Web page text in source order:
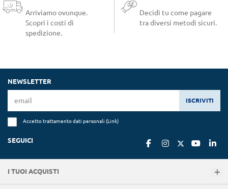
Arriviamo ovunque.
Scopri i costi di
spedizione.
Decidi tu come pagare
tra diversi metodi sicuri.
NEWSLETTER
ISCRIVITI
Accetto trattamento dati personali (Link)
SEGUICI
I TUOI ACQUISTI